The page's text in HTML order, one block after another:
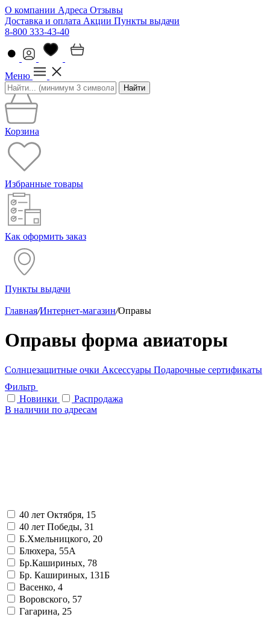
О компании Адреса Отзывы
Доставка и оплата Акции Пункты выдачи
8-800 333-43-40
Меню
Найти
Корзина
Избранные товары
Как оформить заказ
Пункты выдачи
Главная/Интернет-магазин/Оправы
Оправы форма авиаторы
Солнцезащитные очки Аксессуары Подарочные сертификаты
Фильтр
Новинки
Распродажа
В наличии по адресам
40 лет Октября, 15
40 лет Победы, 31
Б.Хмельницкого, 20
Блюхера, 55А
Бр.Кашириных, 78
Бр. Кашириных, 131Б
Васенко, 4
Воровского, 57
Гагарина, 25